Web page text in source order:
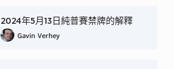
2024年5月13日純普賽禁牌的解釋
Gavin Verhey